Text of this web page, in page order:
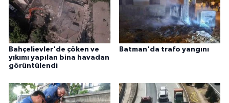
Bahçelievler'de çöken ve
yıkımı yapılan bina havadan
görüntülendi
Batman'da trafo yangını